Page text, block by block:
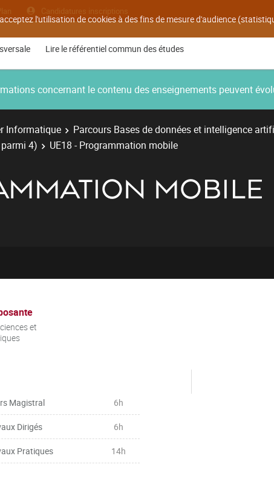
l'utilisation de cookies à des fins de mesure d'audience
Candidatures inscriptions
Lire le référentiel commun des études
concernant le contenu des enseignements peuvent
Informatique Parcours Bases de données et intelligence
4) UE18 - Programmation mobile
MOBILE
et
Magistral 6h
Dirigés 6h
Pratiques 14h